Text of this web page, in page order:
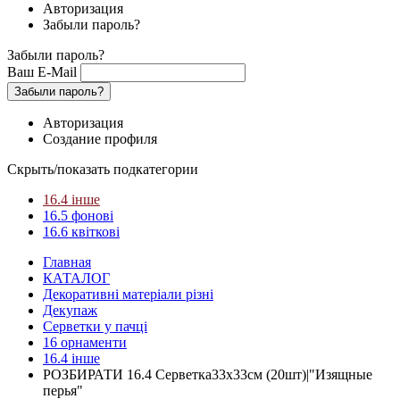
Авторизация
Забыли пароль?
Забыли пароль?
Ваш E-Mail
Забыли пароль?
Авторизация
Создание профиля
Скрыть/показать подкатегории
16.4 інше
16.5 фонові
16.6 квіткові
Главная
КАТАЛОГ
Декоративні матеріали різні
Декупаж
Серветки у пачці
16 орнаменти
16.4 інше
РОЗБИРАТИ 16.4 Серветка33х33см (20шт)|"Изящные
перья"